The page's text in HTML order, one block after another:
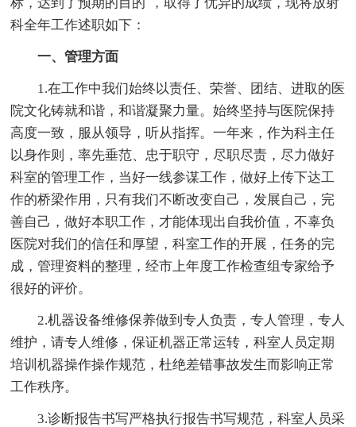
科全年工作述职如下：
一、管理方面
1.在工作中我们始终以责任、荣誉、团结、进取的医
院文化铸就和谐，和谐凝聚力量。始终坚持与医院保持
高度一致，服从领导，听从指挥。一年来，作为科主任
以身作则，率先垂范、忠于职守，尽职尽责，尽力做好
科室的管理工作，当好一线参谋工作，做好上传下达工
作的桥梁作用，只有我们不断改变自己，发展自己，完
善自己，做好本职工作，才能体现出自我价值，不辜负
医院对我们的信任和厚望，科室工作的开展，任务的完
成，管理资料的整理，经市上年度工作检查组专家给予
很好的评价。
2.机器设备维修保养做到专人负责，专人管理，专人
维护，请专人维修，保证机器正常运转，科室人员定期
培训机器操作操作规范，杜绝差错事故发生而影响正常
工作秩序。
3.诊断报告书写严格执行报告书写规范，科室人员采